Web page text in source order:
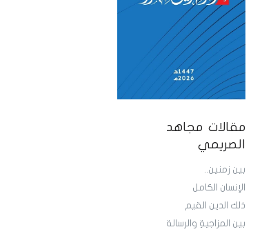
مقالات مجاهد
الصريمي
بين زمنين..
الإنسان الكامل
ذلك الدين القيم
بين المزاجيةِ والرسالة